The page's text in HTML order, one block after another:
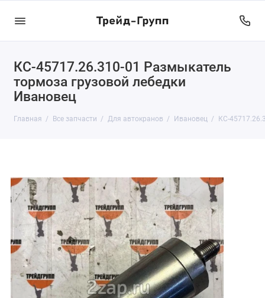
КС-45717.26.310-01 Размыкатель
тормоза грузовой лебедки
Ивановец
Главная Все запчасти Для автокранов Ивановец КС-